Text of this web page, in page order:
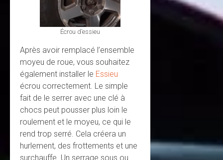
Écrou d’essieu
Après avoir remplacé l’ensemble
moyeu de roue, vous souhaitez
également installer le Essieu
écrou correctement. Le simple
fait de le serrer avec une clé à
chocs peut pousser plus loin le
roulement et le moyeu, ce qui le
rend trop serré. Cela créera un
hurlement, des frottements et une
surchauffe. Un serrage sous ou